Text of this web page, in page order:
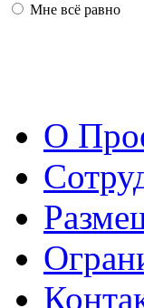
Мне всё равно
О